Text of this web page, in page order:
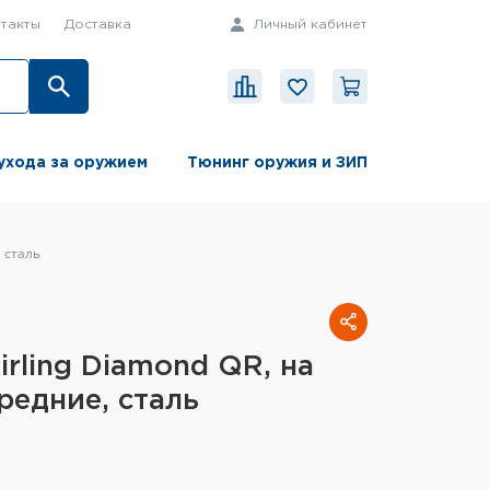
Доставка Личный кабинет
за оружием Тюнинг оружия и ЗИП
Diamond QR, на
сталь